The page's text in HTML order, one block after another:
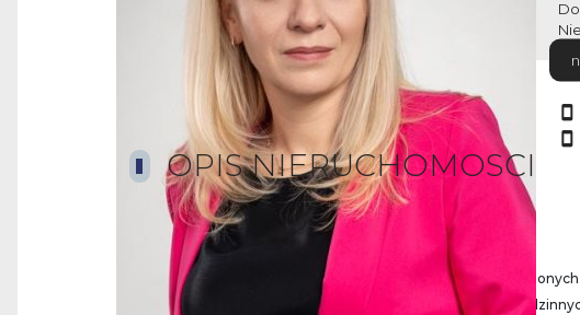
OPIS.NIERUCHOMOSCI
Oferujemy działkę położoną w kompleksie działek
jednorodzinną w sąsiedztwie lasu i nowych domów